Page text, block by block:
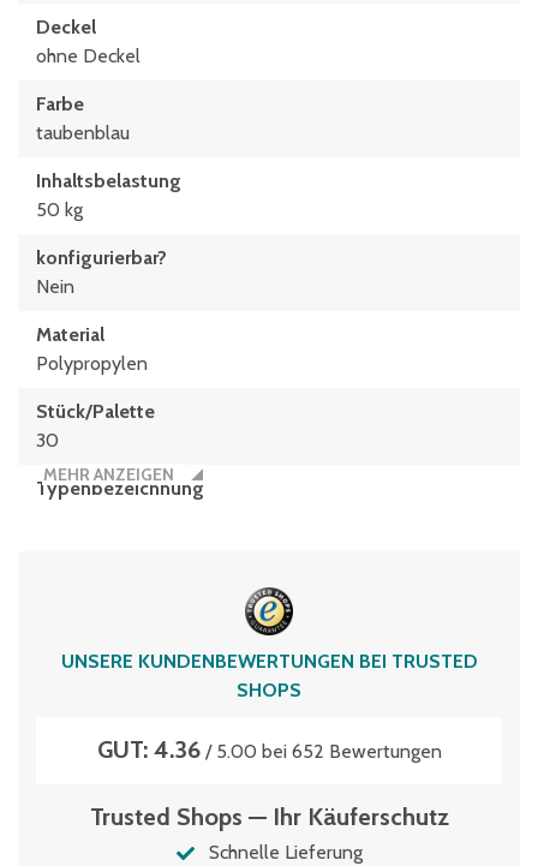
Deckel
ohne Deckel
Farbe
taubenblau
Inhaltsbelastung
50 kg
konfigurierbar?
Nein
Material
Polypropylen
Stück/Palette
30
Typen­be­zeich­nung
MEHR ANZEIGEN
UNSERE KUNDENBEWERTUNGEN BEI TRUSTED
SHOPS
GUT: 4.36/ 5.00 bei 652 Bewertungen
Trusted Shops — Ihr Käuferschutz
Schnelle Lieferung